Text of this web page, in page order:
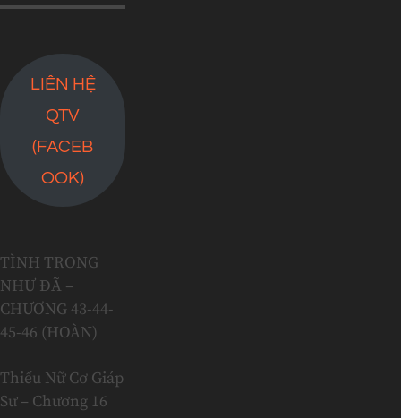
LIÊN HỆ
QTV
(FACEB
OOK)
TÌNH TRONG
NHƯ ĐÃ –
CHƯƠNG 43-44-
45-46 (HOÀN)
Thiếu Nữ Cơ Giáp
Sư – Chương 16